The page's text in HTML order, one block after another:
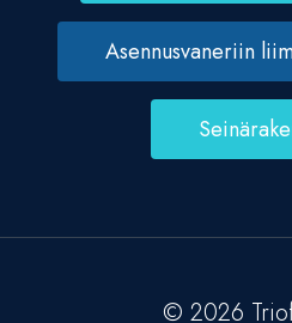
Asennusvaneriin
© 2026